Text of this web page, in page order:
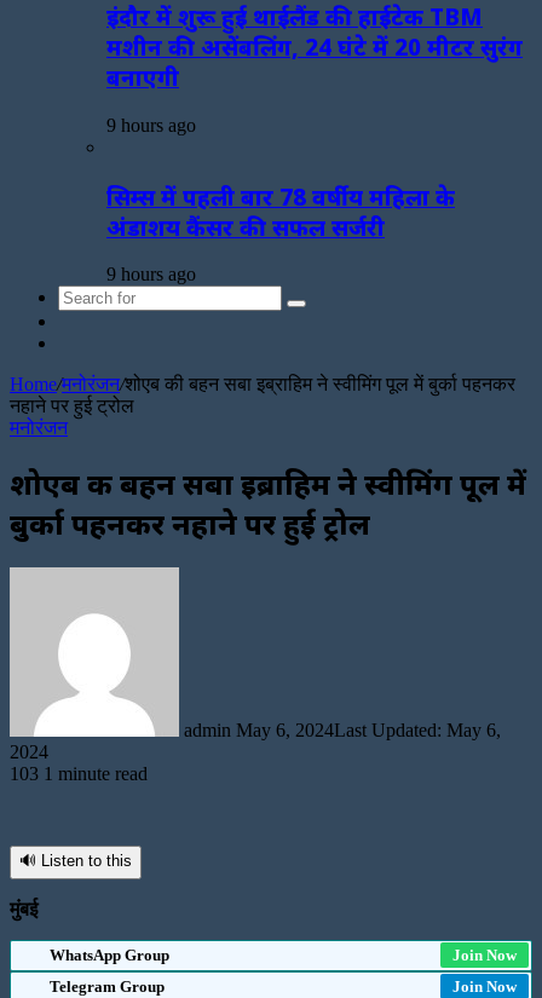
इंदौर में शुरू हुई थाईलैंड की हाईटेक TBM
मशीन की असेंबलिंग, 24 घंटे में 20 मीटर सुरंग
बनाएगी
9 hours ago
सिम्स में पहली बार 78 वर्षीय महिला के
अंडाशय कैंसर की सफल सर्जरी
9 hours ago
Search
Home/मनोरंजन/शोएब की बहन सबा इब्राहिम ने स्वीमिंग पूल में बुर्का पहनकर
नहाने पर हुई ट्रोल
मनोरंजन
शोएब की बहन सबा इब्राहिम ने स्वीमिंग पूल में
बुर्का पहनकर नहाने पर हुई ट्रोल
admin May 6, 2024Last Updated: May 6,
2024
103 1 minute read
🔊 Listen to this
मुंबई
WhatsApp Group
Join Now
Telegram Group
Join Now